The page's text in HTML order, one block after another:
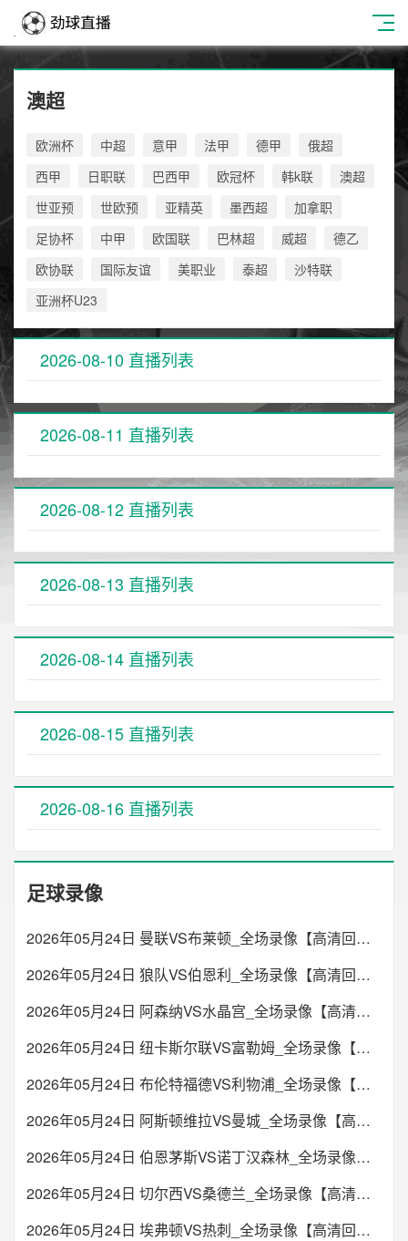
澳超
欧洲杯 中超 意甲 法甲 德甲
俄超
西甲
日职联 巴西甲 欧冠杯 韩k联
澳超
世亚预
世欧预 亚精英 墨西超
加拿职
足协杯
中甲 欧国联 巴林超 威超
德乙
欧协联
国际友谊 美职业 泰超
沙特联
亚洲杯U23
2026-08-10 直播列表
2026-08-11 直播列表
2026-08-12 直播列表
2026-08-13 直播列表
2026-08-14 直播列表
2026-08-15 直播列表
2026-08-16 直播列表
足球录像
2026年05月24日 曼联VS布莱顿_全场录像【高清回放】
2026年05月24日 狼队VS伯恩利_全场录像【高清回放】
2026年05月24日 阿森纳VS水晶宫_全场录像【高清回放】
2026年05月24日 纽卡斯尔联VS富勒姆_全场录像【高清回放】
2026年05月24日 布伦特福德VS利物浦_全场录像【高清回放】
2026年05月24日 阿斯顿维拉VS曼城_全场录像【高清回放】
2026年05月24日 伯恩茅斯VS诺丁汉森林_全场录像【高清回放】
2026年05月24日 切尔西VS桑德兰_全场录像【高清回放】
2026年05月24日 埃弗顿VS热刺_全场录像【高清回放】